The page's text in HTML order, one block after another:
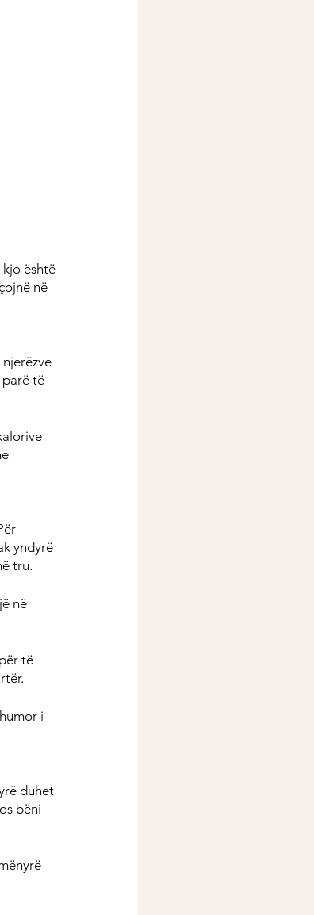
është
në
parë të
yndyrë
tru.
në
të
i
duhet
bëni